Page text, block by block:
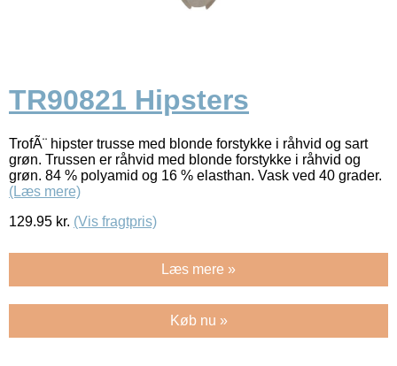
TR90821 Hipsters
TrofÃ¨ hipster trusse med blonde forstykke i råhvid og sart
grøn. Trussen er råhvid med blonde forstykke i råhvid og
grøn. 84 % polyamid og 16 % elasthan. Vask ved 40 grader.
(Læs mere)
129.95 kr. (Vis fragtpris)
Læs mere »
Køb nu »